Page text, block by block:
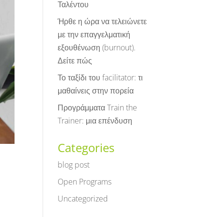
Ταλέντου
Ήρθε η ώρα να τελειώνετε
με την επαγγελματική
εξουθένωση (burnout).
Δείτε πώς
Το ταξίδι του facilitator: τι
μαθαίνεις στην πορεία
Προγράμματα Train the
Trainer: μια επένδυση
Categories
blog post
Open Programs
Uncategorized